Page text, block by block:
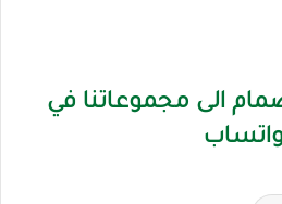
الى مجموعاتنا في
واتساب